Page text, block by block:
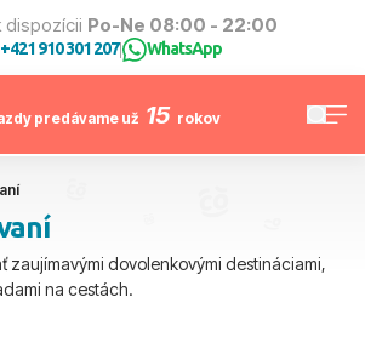
dispozícii Po-Ne 08:00 - 22:00
+421 910 301 207| WhatsApp
predávame už 15 rokov
zaujímavými dovolenkovými destináciami,
na cestách.